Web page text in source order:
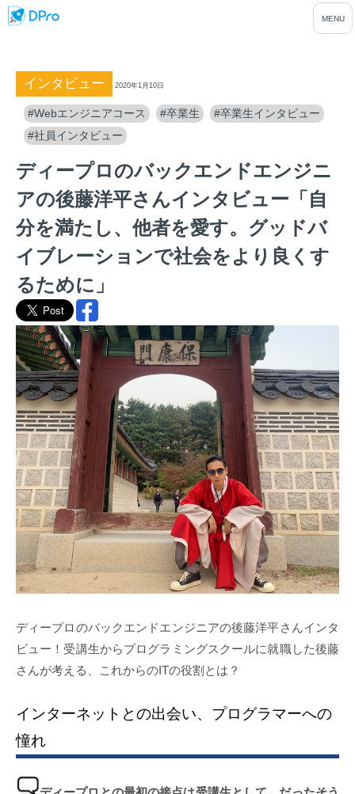
インタビュー 2020年1月10日
#Webエンジニアコース #卒業生
#卒業生インタビュー
#社員インタビュー
ディープロのバックエンドエンジニ
アの後藤洋平さんインタビュー「自
分を満たし、他者を愛す。グッドバ
イブレーションで社会をより良くす
るために」
ディープロのバックエンドエンジニアの後藤洋平さんインタ
ビュー！受講生からプログラミングスクールに就職した後藤
さんが考える、これからのITの役割とは？
インターネットとの出会い、プログラマーへの
憧れ